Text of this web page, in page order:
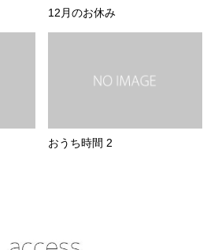
12月のお休み
おうち時間 2